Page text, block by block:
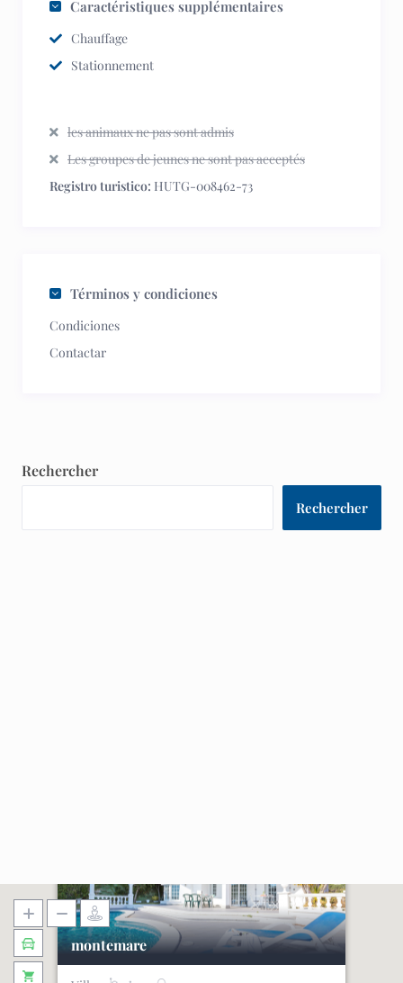
Caractéristiques supplémentaires
Chauffage
Stationnement
les animaux ne pas sont admis
Les groupes de jeunes ne sont pas acceptés
Registro turistico: HUTG-008462-73
Términos y condiciones
Condiciones
Contactar
Rechercher
Rechercher
montemare